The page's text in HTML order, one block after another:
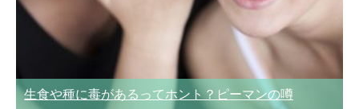
生食や種に毒があるってホント？ピーマンの噂